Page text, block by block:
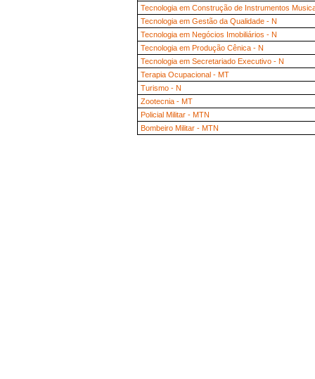
Tecnologia em Construção de Instrumentos
Tecnologia em Gestão da Qualidade - N
Tecnologia em Negócios Imobiliários - N
Tecnologia em Produção Cênica - N
Tecnologia em Secretariado Executivo - N
Terapia Ocupacional - MT
Turismo - N
Zootecnia - MT
Policial Militar - MTN
Bombeiro Militar - MTN